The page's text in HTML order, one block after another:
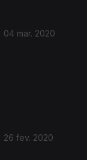
04 mar. 2020
26 fev. 2020